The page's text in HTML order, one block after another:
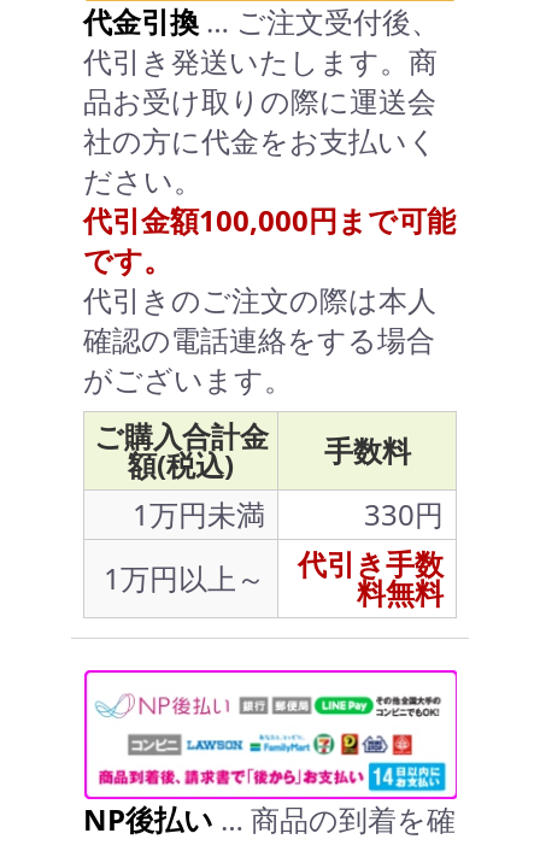
代金引換 … ご注文受付後、
代引き発送いたします。商
品お受け取りの際に運送会
社の方に代金をお支払いく
ださい。
代引金額100,000円まで可能
です。
代引きのご注文の際は本人
確認の電話連絡をする場合
がございます。
ご購入合計金
額(税込)
手数料
1万円未満
330円
1万円以上～
代引き手数
料無料
NP後払い … 商品の到着を確